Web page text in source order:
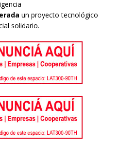
un proyecto tecnológico
solidario.